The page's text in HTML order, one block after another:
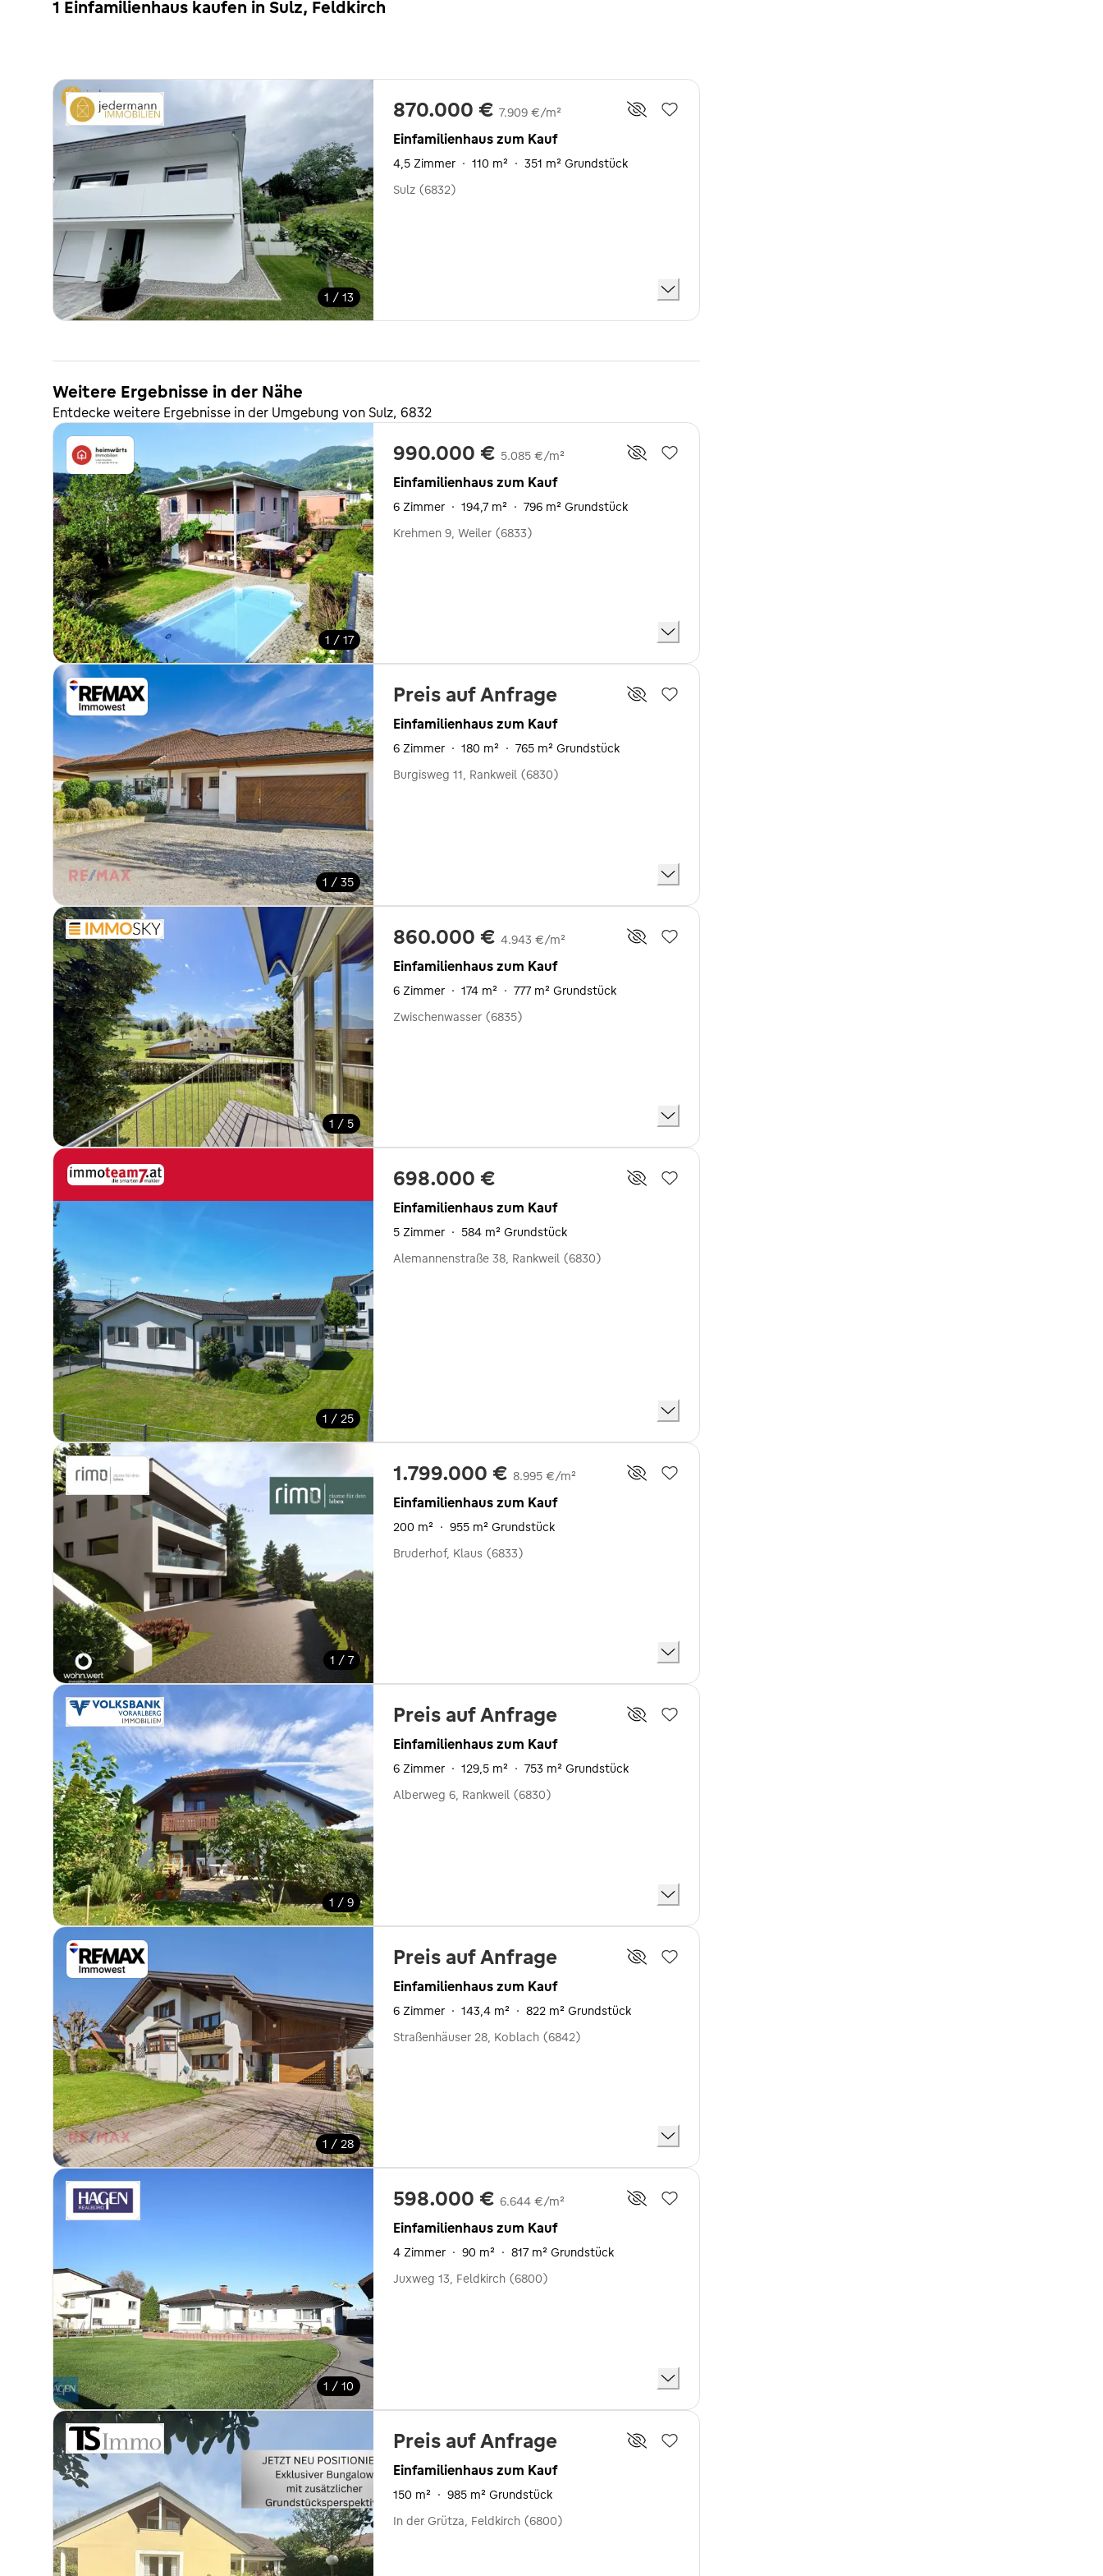
1 Einfamilienhaus kaufen in Sulz, Feldkirch
1 / 13
870.000 € 7.909 €/m²
Einfamilienhaus zum Kauf
4,5 Zimmer · 110 m² · 351 m² Grundstück
Sulz (6832)
Weitere Ergebnisse in der Nähe
Entdecke weitere Ergebnisse in der Umgebung von Sulz, 6832
1 / 17
990.000 € 5.085 €/m²
Einfamilienhaus zum Kauf
6 Zimmer · 194,7 m² · 796 m² Grundstück
Krehmen 9, Weiler (6833)
1 / 35
Preis auf Anfrage
Einfamilienhaus zum Kauf
6 Zimmer · 180 m² · 765 m² Grundstück
Burgisweg 11, Rankweil (6830)
1 / 5
860.000 € 4.943 €/m²
Einfamilienhaus zum Kauf
6 Zimmer · 174 m² · 777 m² Grundstück
Zwischenwasser (6835)
1 / 25
698.000 €
Einfamilienhaus zum Kauf
5 Zimmer · 584 m² Grundstück
Alemannenstraße 38, Rankweil (6830)
1 / 7
1.799.000 € 8.995 €/m²
Einfamilienhaus zum Kauf
200 m² · 955 m² Grundstück
Bruderhof, Klaus (6833)
1 / 9
Preis auf Anfrage
Einfamilienhaus zum Kauf
6 Zimmer · 129,5 m² · 753 m² Grundstück
Alberweg 6, Rankweil (6830)
1 / 28
Preis auf Anfrage
Einfamilienhaus zum Kauf
6 Zimmer · 143,4 m² · 822 m² Grundstück
Straßenhäuser 28, Koblach (6842)
1 / 10
598.000 € 6.644 €/m²
Einfamilienhaus zum Kauf
4 Zimmer · 90 m² · 817 m² Grundstück
Juxweg 13, Feldkirch (6800)
Preis auf Anfrage
Einfamilienhaus zum Kauf
150 m² · 985 m² Grundstück
In der Grütza, Feldkirch (6800)